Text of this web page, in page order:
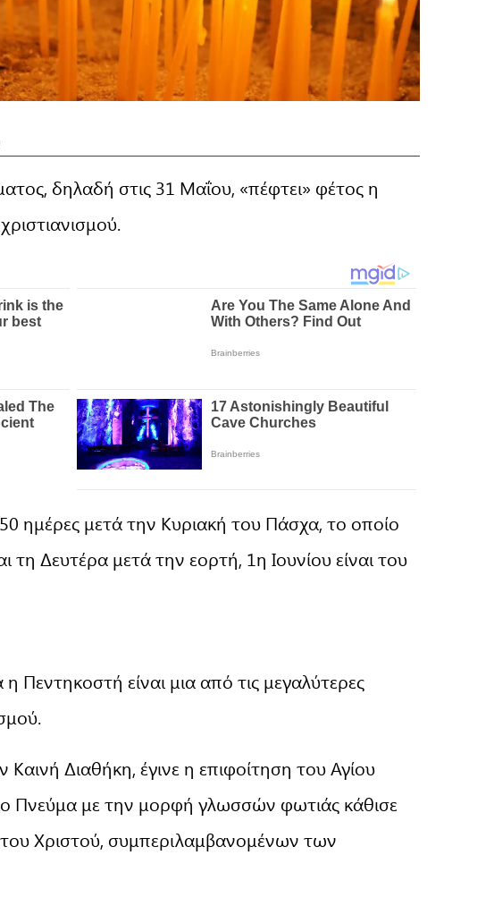
δηλαδή στις 31 Μαΐου, «πέφτει» φέτος η
ημέρες μετά την Κυριακή του Πάσχα, το οποίο
τη Δευτέρα μετά την εορτή, 1η Ιουνίου είναι του
Πεντηκοστή είναι μια από τις μεγαλύτερες
Διαθήκη, έγινε η επιφοίτηση του Αγίου
Πνεύμα με την μορφή γλωσσών φωτιάς κάθισε
Χριστού, συμπεριλαμβανομένων των